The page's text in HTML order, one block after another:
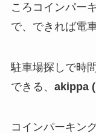
ころコインパー
で、できれば電
駐車場探しで時
できる、 akippa
コインパーキン